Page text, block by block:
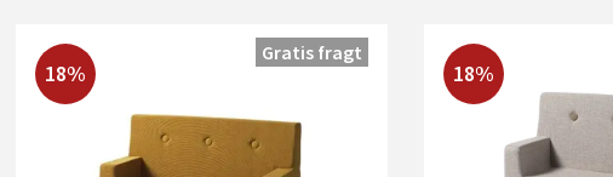
18%
Gratis fragt
18%